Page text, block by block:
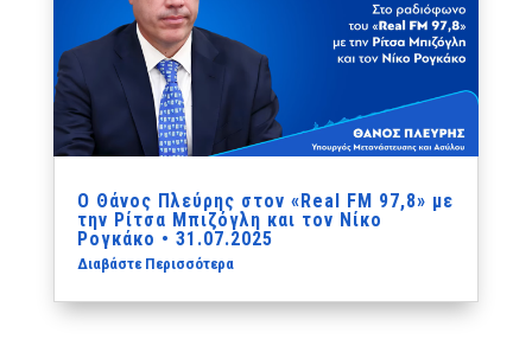
Ο Θάνος Πλεύρης στον «Real FM 97,8» με
την Ρίτσα Μπιζόγλη και τον Νίκο
Ρογκάκο • 31.07.2025
Διαβάστε Περισσότερα